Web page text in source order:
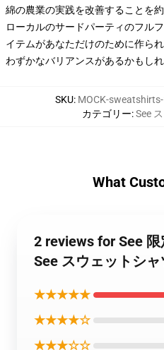
綿の農業の実践を改善することを
ローカルのサードパーティのフル
イテムがあなただけのために作ら
わずかなバリアンスがあるかもし
SKU: MOCK-
カテゴリー:See
What
2 reviews for See
See スウェットシャ
★★★★★
★★★★☆
★★★☆☆